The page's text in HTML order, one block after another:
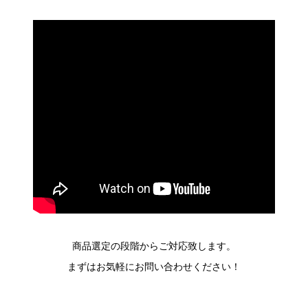
商品選定の段階からご対応致します。
まずはお気軽にお問い合わせください！